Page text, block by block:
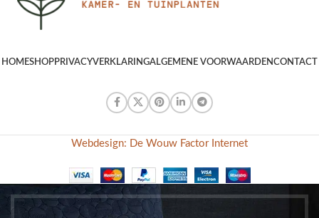
HOMESHOPPRIVACYVERKLARINGALGEMENE VOORWAARDENCONTACT
Webdesign: De Wouw Factor Internet